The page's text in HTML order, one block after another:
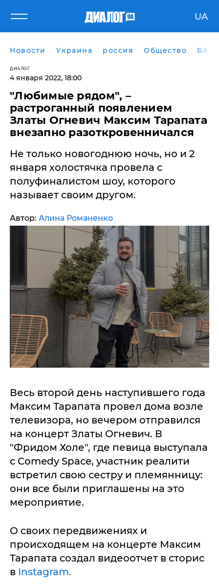
UA
Новости Украина россия Общество
ДИАЛОГ
4 января 2022, 18:00
"Любимые рядом", –
растроганный появлением
Златы Огневич Максим Тарапата
внезапно разоткровенничался
Не только новогоднюю ночь, но и 2
января холостячка провела с
полуфиналистом шоу, которого
называет своим другом.
Автор: Алина Романенко
Весь второй день наступившего года
Максим Тарапата провел дома возле
телевизора, но вечером отправился
на концерт Златы Огневич. В
"Фридом Холе", где певица выступала
с Comedy Space, участник реалити
встретил свою сестру и племянницу:
они все были приглашены на это
мероприятие.
О своих передвижениях и
происходящем на концерте Максим
Тарапата создал видеоотчет в сторис
в Instagram.